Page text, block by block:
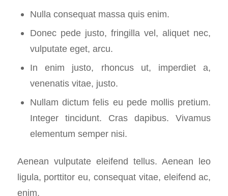
Nulla consequat massa quis enim.
Donec pede justo, fringilla vel, aliquet nec,
vulputate eget, arcu.
In enim justo, rhoncus ut, imperdiet a,
venenatis vitae, justo.
Nullam dictum felis eu pede mollis pretium.
Integer tincidunt. Cras dapibus. Vivamus
elementum semper nisi.
Aenean vulputate eleifend tellus. Aenean leo
ligula, porttitor eu, consequat vitae, eleifend ac,
enim.